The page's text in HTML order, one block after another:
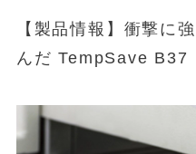
【製品情報】衝撃に
んだ TempSave B37